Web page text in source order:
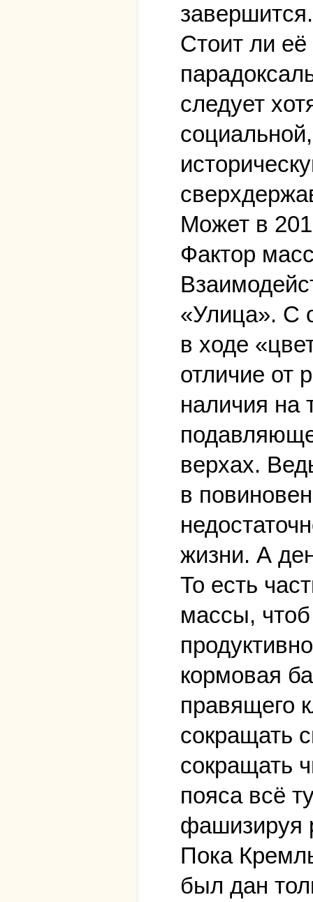
завершится.
Стоит ли
следует
Может в
Фактор
«Улица». С
в ходе
отличие от
наличия на
верхах.
в
жизни. А
То есть
массы,
кормовая
правящего
сокращать
сокращать
пояса всё
фашизируя
Пока
был дан